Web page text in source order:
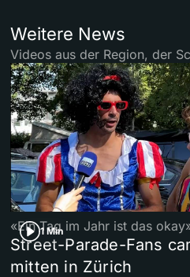
Weitere News
Videos aus der Region, der
1 Min
«Ein Tag im Jahr ist das
Street-Parade-Fans
mitten in Zürich